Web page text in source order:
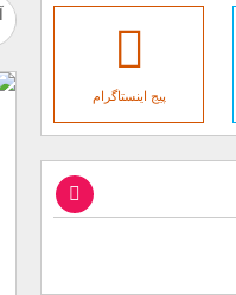
پیج اینستاگرام